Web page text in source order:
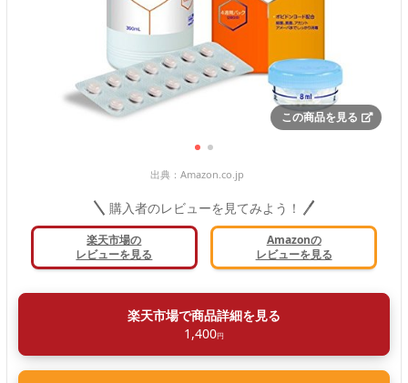
この商品を見る
出典： Amazon.co.jp
購入者のレビューを見てみよう！
楽天市場の
レビューを見る
Amazonの
レビューを見る
楽天市場で商品詳細を見る
1,400円